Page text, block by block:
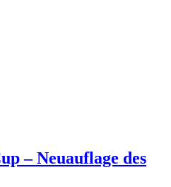
– Neuauflage des